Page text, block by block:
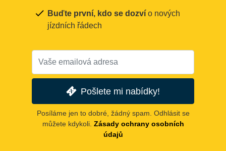
Buďte první, kdo se dozví o nových
jízdních řádech
Pošlete mi nabídky!
Posíláme jen to dobré, žádný spam. Odhlásit se
můžete kdykoli. Zásady ochrany osobních
údajů